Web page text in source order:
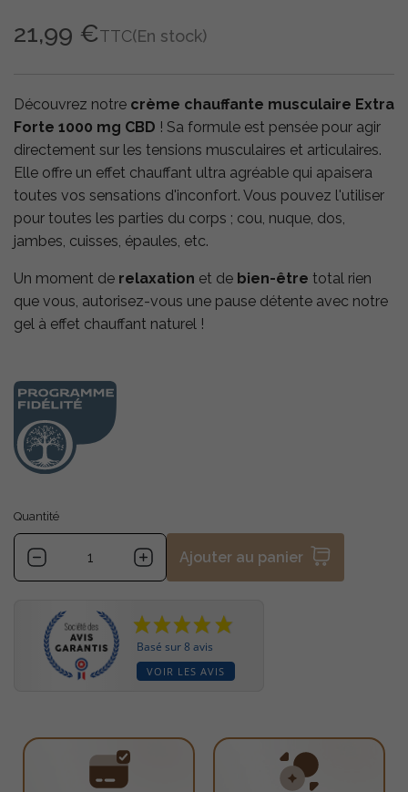
21,99 €TTC(En stock)
Découvrez notre crème chauffante musculaire Extra
Forte 1000 mg CBD ! Sa formule est pensée pour agir
directement sur les tensions musculaires et articulaires.
Elle offre un effet chauffant ultra agréable qui apaisera
toutes vos sensations d'inconfort. Vous pouvez l'utiliser
pour toutes les parties du corps ; cou, nuque, dos,
jambes, cuisses, épaules, etc.
Un moment de relaxation et de bien-être total rien
que vous, autorisez-vous une pause détente avec notre
gel à effet chauffant naturel !
Quantité
Ajouter au panier
Basé sur 8 avis
VOIR LES AVIS